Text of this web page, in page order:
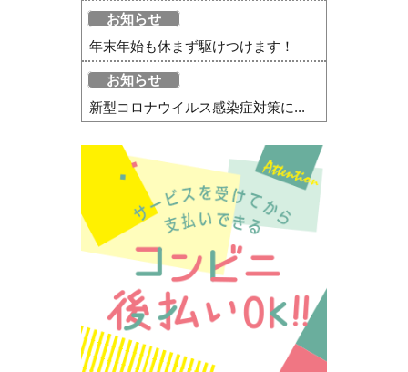
お知らせ
年末年始も休まず駆けつけます！
お知らせ
新型コロナウイルス感染症対策に...